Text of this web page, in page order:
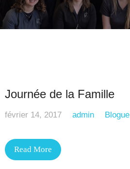
Journée de la Famille
février 14, 2017 admin Blogue
Read More